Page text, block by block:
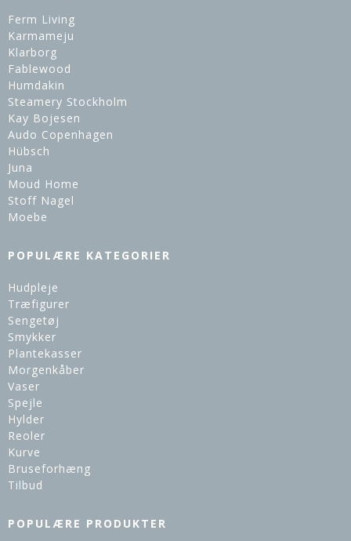
Ferm Living
Karmameju
Klarborg
Fablewood
Humdakin
Steamery Stockholm
Kay Bojesen
Audo Copenhagen
Hübsch
Juna
Moud Home
Stoff Nagel
Moebe
POPULÆRE KATEGORIER
Hudpleje
Træfigurer
Sengetøj
Smykker
Plantekasser
Morgenkåber
Vaser
Spejle
Hylder
Reoler
Kurve
Bruseforhæng
Tilbud
POPULÆRE PRODUKTER